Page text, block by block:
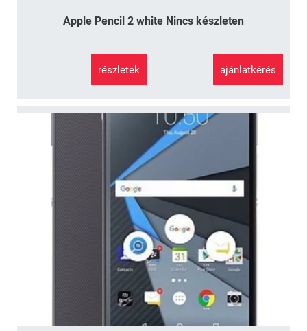
Apple Pencil 2 white Nincs készleten
részletek ajánlatkérés